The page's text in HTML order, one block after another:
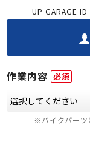
UP GARAGE
作業内容 必須
※バイクパーツ